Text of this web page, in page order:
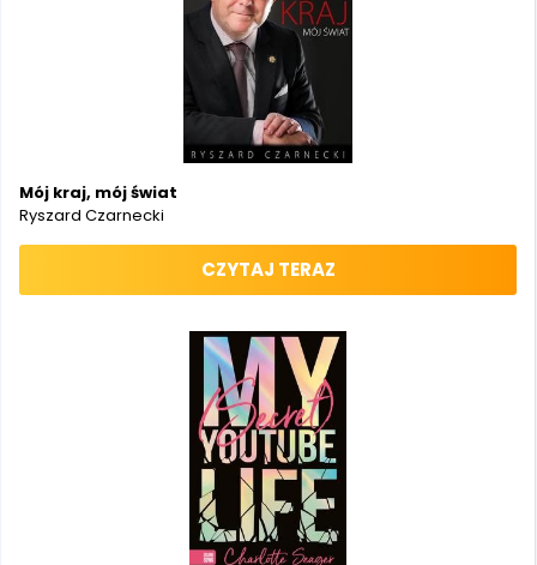
Mój kraj, mój świat
Ryszard Czarnecki
CZYTAJ TERAZ